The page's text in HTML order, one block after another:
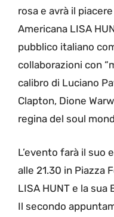
rosa e avrà il
Americana LISA
pubblico italiano
collaborazioni con
calibro di Luciano
Clapton, Dione
regina del soul
L’evento farà il suo
alle 21.30 in Piazza
LISA HUNT e la sua
Il secondo